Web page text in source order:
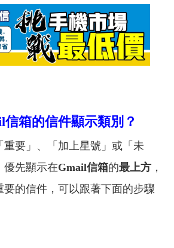
箱的信件顯示類別？
要」、「加上星號」或「未
優先顯示在Gmail信箱的最上方 ，
要的信件，可以跟著下面的步驟